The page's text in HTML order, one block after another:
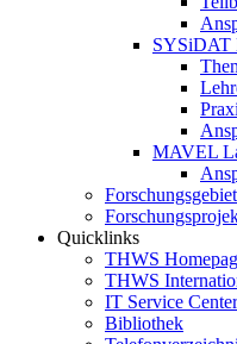
SYSiDAT
MAVEL
Quicklinks
THWS
THWS
IT Service Center
Bibliothek